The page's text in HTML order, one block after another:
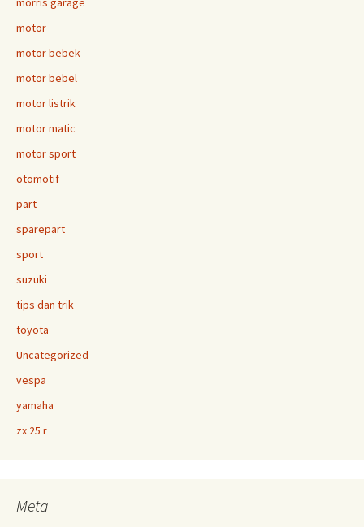
motor
motor bebek
motor bebel
motor listrik
motor matic
motor sport
otomotif
part
sparepart
sport
suzuki
tips dan trik
toyota
Uncategorized
vespa
yamaha
zx 25 r
Meta